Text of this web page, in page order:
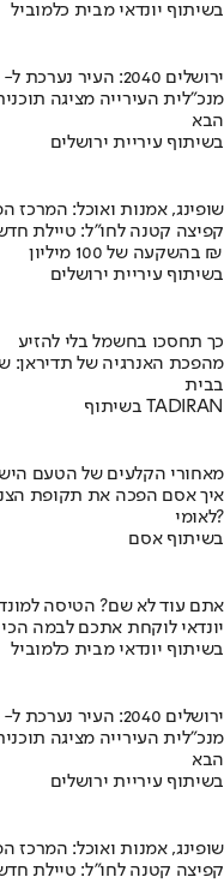
בשיתוף יונדאי מבית כלמוביל
ירושלים 2040: העיר נערכת ל- 1.5 מליון תושבים
מנכ"לית העירייה מציגה
הבא
בשיתוף עיריית ירושלים
שופינג, אמנות ואוכל:
קפיצה קטנה לחו"ל: טיילת
בהשקעה של 100 מיליון ₪
בשיתוף עיריית ירושלים
כך תחסכו בחשמל בלי להזיע
מהפכת האנרגיה של תדיראן:
בבית
בשיתוף TADIRAN
מאחורי הקלעים של הטעם
לאומי?
בשיתוף אסם
אתם עוד לא שם? הטיסה
יונדאי לוקחת אתכם לבמה הכי
בשיתוף יונדאי מבית כלמוביל
ירושלים 2040: העיר נערכת ל- 1.5 מליון תושבים
מנכ"לית העירייה מציגה
הבא
בשיתוף עיריית ירושלים
שופינג, אמנות ואוכל:
קפיצה קטנה לחו"ל: טיילת